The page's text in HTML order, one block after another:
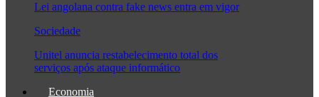
Lei angolana contra fake news entra em vigor
Sociedade
Unitel anuncia restabelecimento total dos
serviços após ataque informático
Economia